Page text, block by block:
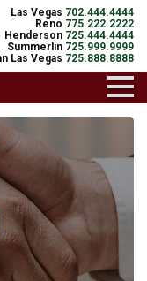
Las Vegas 702.444.4444
Reno 775.222.2222
Henderson 725.444.4444
Summerlin 725.999.9999
Las Vegas 725.888.8888